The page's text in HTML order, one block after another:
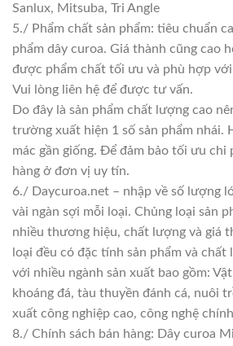
Sanlux, Mitsuba, Tri Angle
5./ Phẩm chất sản phẩm: tiêu chuẩn
phẩm dây curoa. Giá thành cũng cao
được phẩm chất tối ưu và phù hợp
Vui lòng liên hệ để được tư vấn.
Do đây là sản phẩm chất lượng cao
trường xuất hiện 1 số sản phẩm nhái.
mác gần giống. Để đảm bảo tối ưu chi
hàng ở đơn vị uy tín.
6./ Daycuroa.net – nhập về số lượng
vài ngàn sợi mỗi loại. Chủng loại sản
nhiều thương hiệu, chất lượng và giá
loại đều có đặc tính sản phẩm và
với nhiều ngành sản xuất bao gồm:
khoáng đá, tàu thuyền đánh cá, nuôi
xuất công nghiệp cao, công nghệ
8./ Chính sách bán hàng: Dây curoa